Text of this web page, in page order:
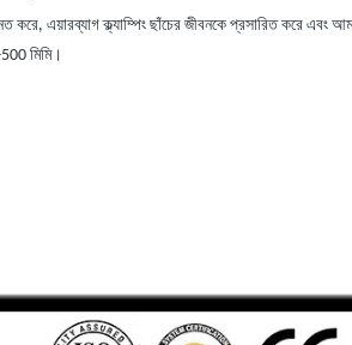
এয়ারব্যাগ ক্ল্যাম্পিং ছাঁচের জীবনকে প্রসারিত করে এবং
500 মিমি।